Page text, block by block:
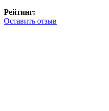
Рейтинг:
Оставить отзыв